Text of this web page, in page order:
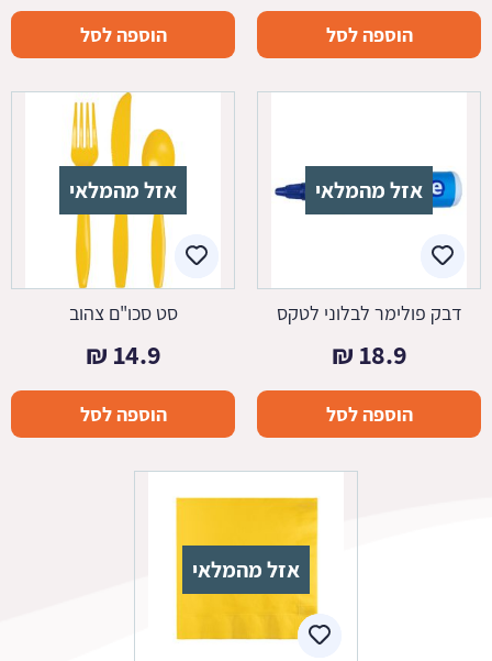
הוספה לסל הוספה לסל
אזל מהמלאי
דבק פולימר לבלוני לטקס
18.9
₪
הוספה לסל
אזל מהמלאי
סט סכו"ם צהוב
14.9
₪
הוספה לסל
אזל מהמלאי